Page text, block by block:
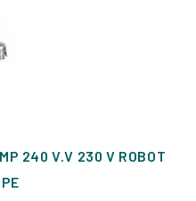
240 V.V 230 V ROBOT